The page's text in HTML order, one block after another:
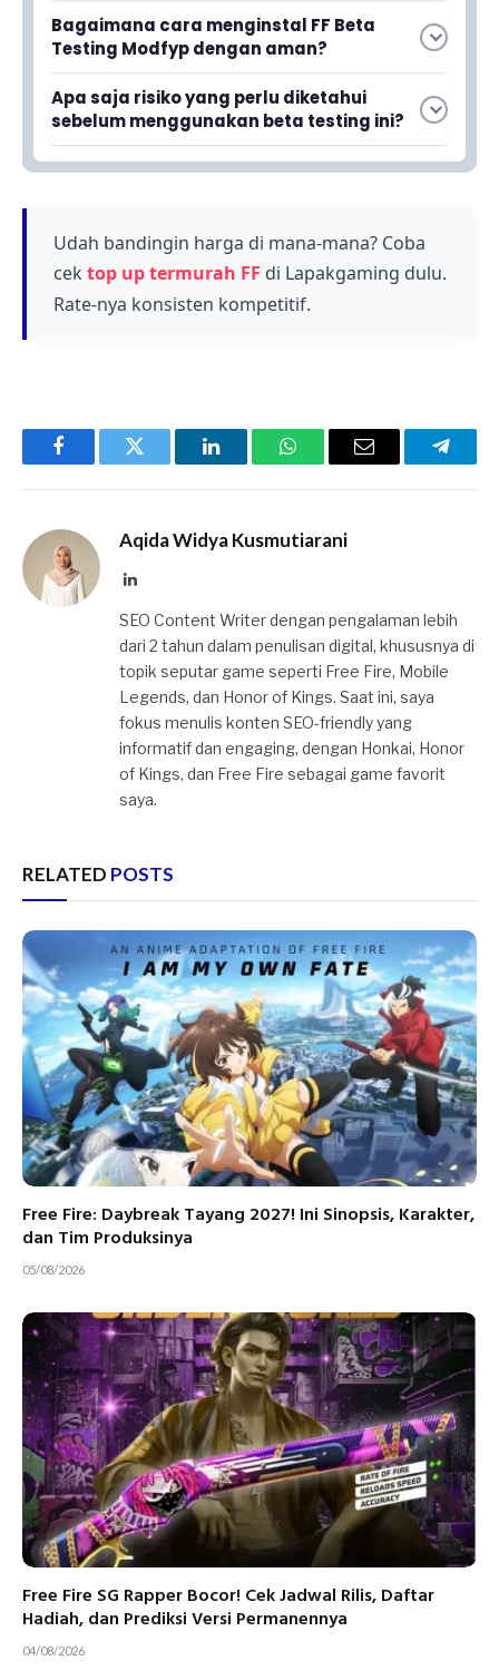
FF Beta Testing Modfyp adalah aplikasi yang
memungkinkan pemain Free Fire untuk
mencoba fitur dan update terbaru sebelum
dirilis secara resmi oleh Garena. Aplikasi ini
memberikan akses eksklusif ke konten baru
yang belum tersedia di versi regular game.
Bagaimana cara menginstal FF Beta
Testing Modfyp dengan aman?
Untuk menginstal FF Beta Testing Modfyp,
pastikan kamu mengunduh dari sumber
terpercaya dan memiliki cukup ruang
penyimpanan di perangkat. Ikuti instruksi
berfungsi dengan baik.
Apa saja risiko yang perlu diketahui
sebelum menggunakan beta testing ini?
Risiko menggunakan FF Beta Testing Modfyp
crash game yang belum diperbaiki. Pengguna
juga mungkin mengalami performa yang tidak
stabil karena aplikasi masih dalam tahap
pengembangan.
Udah bandingin harga di mana-mana? Coba
cek top up termurah FF di Lapakgaming dulu.
Rate-nya konsisten kompetitif.
FacebookTwitter LinkedInWhatsAppEmail
Aqida Widya Kusmutiarani
LinkedIn
SEO Content Writer dengan pengalaman lebih
dari 2 tahun dalam penulisan digital, khususnya di
topik seputar game seperti Free Fire, Mobile
Legends, dan Honor of Kings. Saat ini, saya
fokus menulis konten SEO-friendly yang
informatif dan engaging, dengan Honkai, Honor
of Kings, dan Free Fire sebagai game favorit
saya.
RELATED POSTS
Free Fire: Daybreak Tayang 2027! Ini Sinopsis, Karakter,
dan Tim Produksinya
05/08/2026
Free Fire SG Rapper Bocor! Cek Jadwal Rilis, Daftar
Hadiah, dan Prediksi Versi Permanennya
04/08/2026